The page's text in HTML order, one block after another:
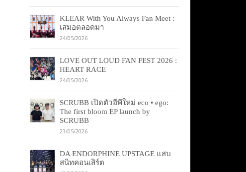
KLEAR With You Always Fan Meet :
เสมอตลอดมา
24/05/2026
LOVE OUT LOUD FAN FEST 2026 :
HEART RACE
24/05/2026
SCRUBB เปิดตัวอีพีใหม่ eco • ego:
The first bloom EP launch by
SCRUBB
23/05/2026
DA ENDORPHINE UPSTAGE แสบ
สนิทคอนเสิร์ต